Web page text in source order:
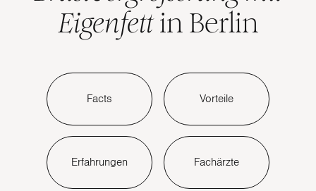
Eigenfettin Berlin
Facts Vorteile
Erfahrungen Fachärzte